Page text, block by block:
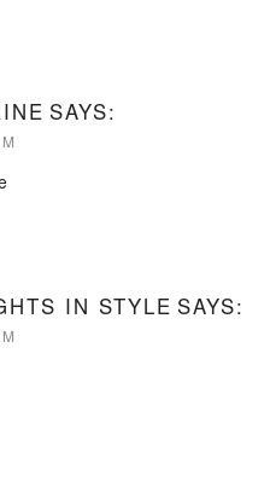
SAYS:
IN STYLE SAYS: